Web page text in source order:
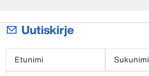
Uutiskirje
Etunimi
Sukunimi